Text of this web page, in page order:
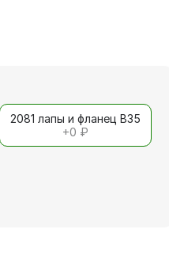
2081 лапы и фланец В35
+0 ₽